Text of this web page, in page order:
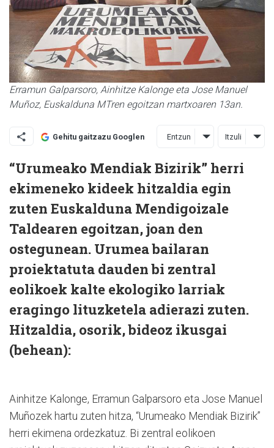
Erramun Galparsoro, Ainhitze Kalonge eta Jose Manuel
Muñoz, Euskalduna MTren egoitzan martxoaren 13an.
Gehitu gaitzazu Googlen Entzun Itzuli
“Urumeako Mendiak Bizirik” herri
ekimeneko kideek hitzaldia egin
zuten Euskalduna Mendigoizale
Taldearen egoitzan, joan den
ostegunean. Urumea bailaran
proiektatuta dauden bi zentral
eolikoek kalte ekologiko larriak
eragingo lituzketela adierazi zuten.
Hitzaldia, osorik, bideoz ikusgai
(behean):
Ainhitze Kalonge, Erramun Galparsoro eta Jose Manuel
Muñozek hartu zuten hitza, “Urumeako Mendiak Bizirik”
herri ekimena ordezkatuz. Bi zentral eolikoen